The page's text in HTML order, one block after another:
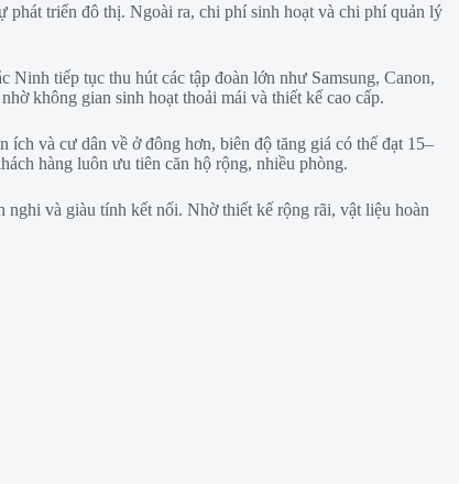
triển đô thị. Ngoài ra, chi phí sinh hoạt và chi phí quản lý
tiếp tục thu hút các tập đoàn lớn như Samsung, Canon,
không gian sinh hoạt thoải mái và thiết kế cao cấp.
và cư dân về ở đông hơn, biên độ tăng giá có thể đạt 15–
hàng luôn ưu tiên căn hộ rộng, nhiều phòng.
và giàu tính kết nối. Nhờ thiết kế rộng rãi, vật liệu hoàn